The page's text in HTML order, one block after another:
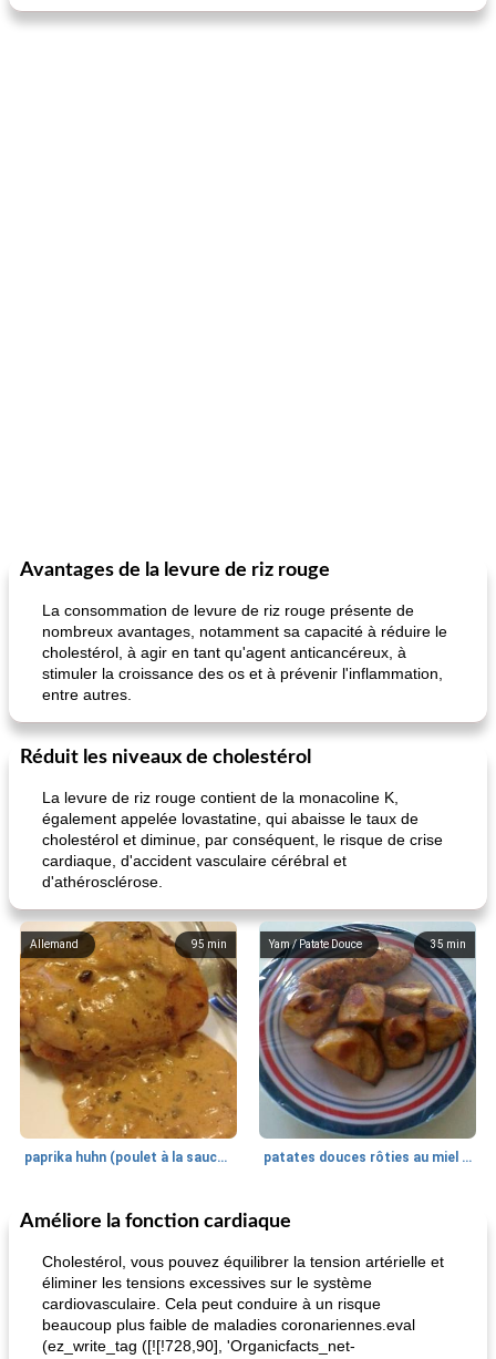
Avantages de la levure de riz rouge
La consommation de levure de riz rouge présente de
nombreux avantages, notamment sa capacité à réduire le
cholestérol, à agir en tant qu'agent anticancéreux, à
stimuler la croissance des os et à prévenir l'inflammation,
entre autres.
Réduit les niveaux de cholestérol
La levure de riz rouge contient de la monacoline K,
également appelée lovastatine, qui abaisse le taux de
cholestérol et diminue, par conséquent, le risque de crise
cardiaque, d'accident vasculaire cérébral et
d'athérosclérose.
95 min
Allemand
paprika huhn (poulet à la sauce paprika).
35 min
Yam / Patate Douce
patates douces rôties au miel / kumara
25min
Petit déjeuner et brunch Viande et volaille
Améliore la fonction cardiaque
Cholestérol, vous pouvez équilibrer la tension artérielle et
éliminer les tensions excessives sur le système
cardiovasculaire. Cela peut conduire à un risque
beaucoup plus faible de maladies coronariennes.eval
(ez_write_tag ([![!728,90], 'Organicfacts_net-